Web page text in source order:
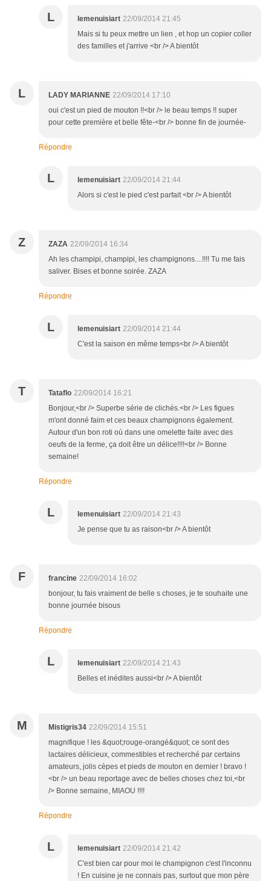
L lemenuisiart 22/09/2014 21:45
Mais si tu peux mettre un lien , et hop un copier coller
des familles et j'arrive <br /> A bientôt
L LADY MARIANNE 22/09/2014 17:10
oui c'est un pied de mouton !!<br /> le beau temps !! super
pour cette première et belle fête-<br /> bonne fin de journée-
Répondre
L lemenuisiart 22/09/2014 21:44
Alors si c'est le pied c'est parfait <br /> A bientôt
Z ZAZA 22/09/2014 16:34
Ah les champipi, champipi, les champignons....!!!! Tu me fais
saliver. Bises et bonne soirée. ZAZA
Répondre
L lemenuisiart 22/09/2014 21:44
C'est la saison en même temps<br /> A bientôt
T Tataflo 22/09/2014 16:21
Bonjour,<br /> Superbe série de clichés.<br /> Les figues
m'ont donné faim et ces beaux champignons également.
Autour d'un bon roti où dans une omelette faite avec des
oeufs de la ferme, ça doit être un délice!!!!<br /> Bonne
semaine!
Répondre
L lemenuisiart 22/09/2014 21:43
Je pense que tu as raison<br /> A bientôt
F francine 22/09/2014 16:02
bonjour, tu fais vraiment de belle s choses, je te souhaite une
bonne journée bisous
Répondre
L lemenuisiart 22/09/2014 21:43
Belles et inédites aussi<br /> A bientôt
M Mistigris34 22/09/2014 15:51
magnifique ! les &quot;rouge-orangé&quot; ce sont des
lactaires délicieux, commestibles et recherché par certains
amateurs, jolis cèpes et pieds de mouton en dernier ! bravo !
<br /> un beau reportage avec de belles choses chez toi,<br
/> Bonne semaine, MIAOU !!!!
Répondre
L lemenuisiart 22/09/2014 21:42
C'est bien car pour moi le champignon c'est l'inconnu
! En cuisine je ne connais pas, surtout que mon père